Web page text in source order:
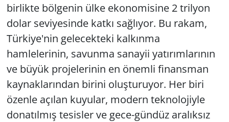
birlikte bölgenin ülke ekonomisine 2 trilyon
dolar seviyesinde katkı sağlıyor. Bu rakam,
Türkiye'nin gelecekteki kalkınma
hamlelerinin, savunma sanayii yatırımlarının
ve büyük projelerinin en önemli finansman
kaynaklarından birini oluşturuyor. Her biri
özenle açılan kuyular, modern teknolojiyle
donatılmış tesisler ve gece-gündüz aralıksız